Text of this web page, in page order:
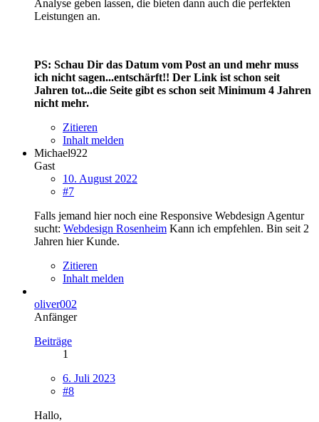
Analyse geben lassen, die bieten dann auch die perfekten
Leistungen an.
PS: Schau Dir das Datum vom Post an und mehr muss
ich nicht sagen...entschärft!! Der Link ist schon seit
Jahren tot...die Seite gibt es schon seit Minimum 4 Jahren
nicht mehr.
Zitieren
Inhalt melden
Michael922
Gast
10. August 2022
#7
Falls jemand hier noch eine Responsive Webdesign Agentur
sucht: Webdesign Rosenheim Kann ich empfehlen. Bin seit 2
Jahren hier Kunde.
Zitieren
Inhalt melden
oliver002
Anfänger
Beiträge
1
6. Juli 2023
#8
Hallo,